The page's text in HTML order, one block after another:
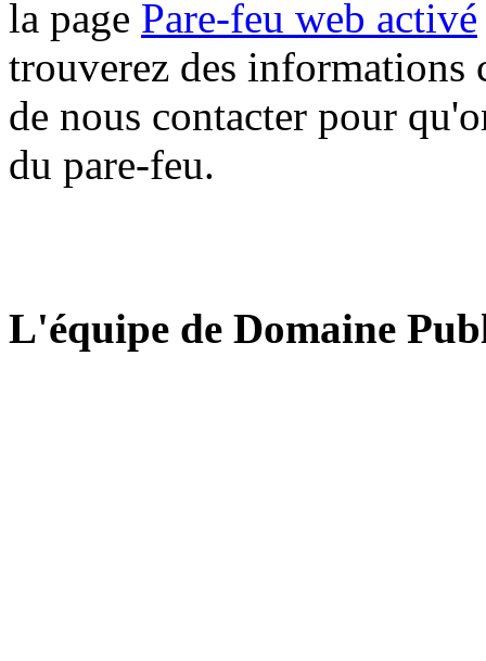
la page Pare-feu web activé
trouverez des informations
de nous contacter pour
du pare-feu.
L'équipe de Domaine